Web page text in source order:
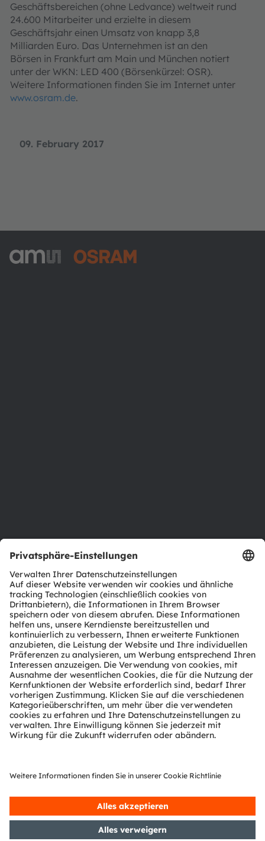
09. February 2017
Geschäftsbereichen (ohne Ledvance) weltweit rund
24.600 Mitarbeiter und erzielte in diesem
Geschäftsjahr einen Umsatz von knapp 3,8
Milliarden Euro. Das Unternehmen ist an den
Börsen in Frankfurt am Main und München notiert
unter der WKN: LED 400 (Börsenkürzel: OSR).
Weitere Informationen finden Sie im Internet unter
www.osram.de.
Produkt Selektor
Download Center
Tools
Kundenanfragen
Technischer Support
Partner Netzwerk
Whistleblowing
© 2026 ams-OSRAM AG. All rights reserved.
Datenschutzerklärung Nutzungsbedingungen
Terms of Trade
ImpressumCookie PolicyAI Policy